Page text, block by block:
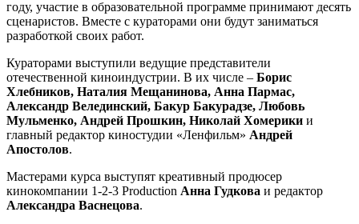
году, участие в образовательной программе принимают десять
сценаристов. Вместе с кураторами они будут заниматься
разработкой своих работ.
Кураторами выступили ведущие представители
отечественной киноиндустрии. В их числе – Борис
Хлебников, Наталия Мещанинова, Анна Пармас,
Александр Велединский, Бакур Бакурадзе, Любовь
Мульменко, Андрей Прошкин, Николай Хомерики и
главный редактор киностудии «Ленфильм» Андрей
Апостолов.
Мастерами курса выступят креативный продюсер
кинокомпании 1-2-3 Production Анна Гудкова и редактор
Александра Васнецова.